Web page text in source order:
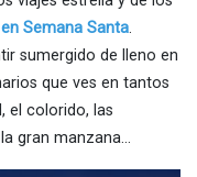
Semana Santa.
sumergido de lleno en
que ves en tantos
el colorido, las
gran manzana…